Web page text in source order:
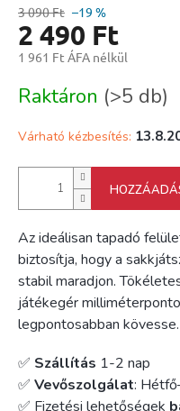
3 090 Ft –19 %
2 490 Ft
1 961 Ft ÁFA nélkül
Raktáron (>5 db)
Várható kézbesítés:
Az ideálisan tapadó
biztosítja, hogy a
stabil maradjon.
játékegér
legpontosabban kövesse.
✅ Szállítás 1-2 nap
✅ Vevőszolgálat:
✅ Fizetési lehetőségek